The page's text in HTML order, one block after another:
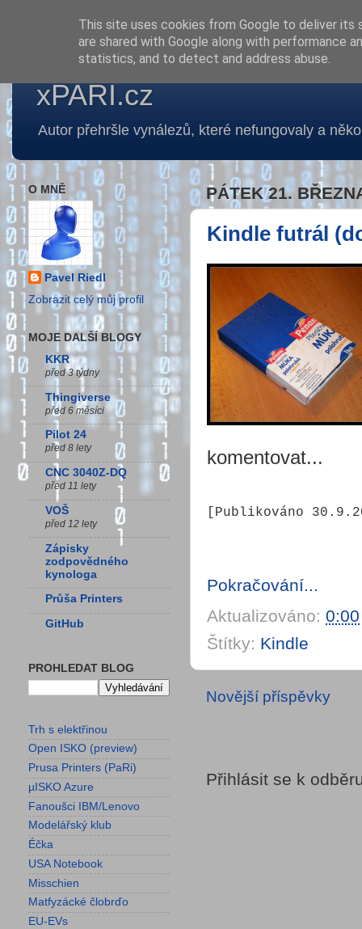
xPARI.cz
Autor přehršle vynálezů, které nefungovaly a
PÁTEK 21.
Kindle futrál
komentovat...
[Publikováno
Pokračování...
Aktualizováno: 0:00
Štítky: Kindle
Novější příspěvky
Přihlásit se k
O MNĚ
Pavel Riedl
Zobrazit celý můj profil
MOJE DALŠÍ BLOGY
KKR
před 3 týdny
Thingiverse
před 6 měsíci
Pilot 24
před 8 lety
CNC 3040Z-DQ
před 11 lety
VOŠ
před 12 lety
Zápisky
zodpovědného
kynologa
Průša Printers
GitHub
PROHLEDAT BLOG
Trh s elektřinou
Open ISKO (preview)
Prusa Printers (PaRi)
µISKO Azure
Fanoušci IBM/Lenovo
Modelářský klub
Éčka
USA Notebook
Misschien
Matfyzácké člobrďo
EU-EVs
This site uses cookies from Google to deliver its
are shared with Google along with performance
statistics, and to detect and address abuse.